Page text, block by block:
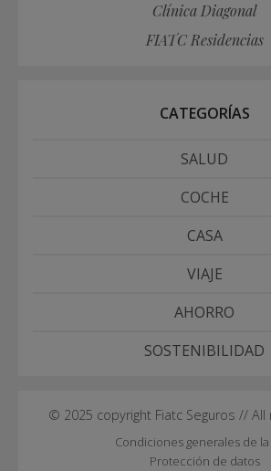
Clínica Diagonal
FIATC Residencias
CATEGORÍAS
SALUD
COCHE
CASA
VIAJE
AHORRO
SOSTENIBILIDAD
© 2025 copyright Fiatc Seguros //
Condiciones generales de
Protección de datos